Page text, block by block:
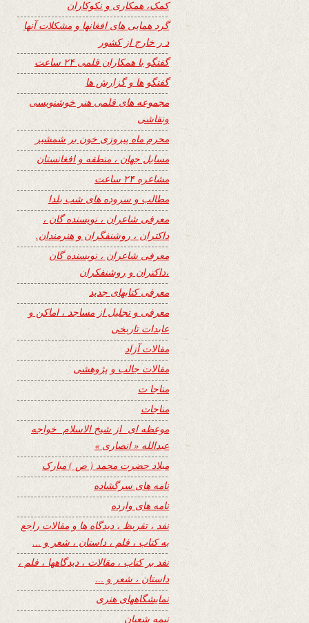
کمک، همکاری و نکوکاران
گرد همایی های افغانها و مشکلات آنها
د ر خارج از کشور
گفتگو با همکاران قلمی ۲۴ ساعت
گفتگو ها و گزارش ها
مجموعه های قلمی هنر خوشنویسی
ونقاشی
محرم ماه پیروزی خون بر شمشیر
مسایل جهان ، منطقه و افغانستان
مشاعره ۲۴ ساعت
مطالب و سروده های شب یلدا
معرفی شاعران ، نویسنده گان ،
داکتران ، روشنفگران و هنرمندان.
معرفی شاعران ، نویسنده گان
،داکتران و روشنفکران
معرفی کتابهای جدید
معرفی و تجلیل از مساجد ، اماکن و
عابدات تاریخی
مقالات آزاد
مقالات جالب و پژوهشی
مناجا ت
مناجات
موعظه ای از شیخ الاسلام خواجه
عبدالله « انصاری »
میلاد حضرت محمد ( ص ) مبارک
نامه های سرگشاده
نامه های وارده
نفد ، تقریظ ، دیدگاه ها و مقالات راجع
به کتاب ، فلم ، داستان ، شعر و …
نفد بر کتاب ، مقالات ، دیدگاهها ، فلم ،
داستان ، شعر و …
نمایشگاههای هنری
نیمه شعبان